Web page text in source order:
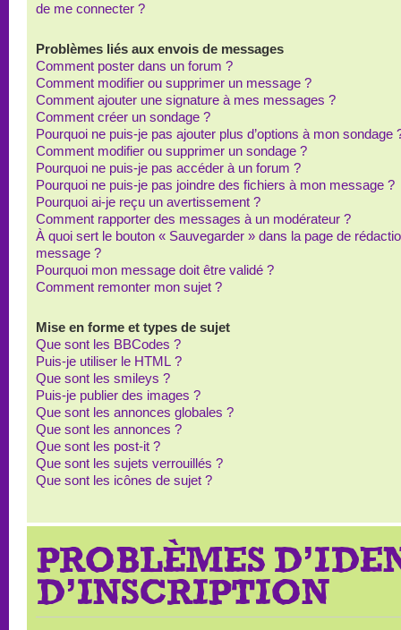
de me connecter ?
Problèmes liés aux envois de messages
Comment poster dans un forum ?
Comment modifier ou supprimer un message ?
Comment ajouter une signature à mes messages ?
Comment créer un sondage ?
Pourquoi ne puis-je pas ajouter plus d’options à mon sondage
Comment modifier ou supprimer un sondage ?
Pourquoi ne puis-je pas accéder à un forum ?
Pourquoi ne puis-je pas joindre des fichiers à mon message ?
Pourquoi ai-je reçu un avertissement ?
Comment rapporter des messages à un modérateur ?
À quoi sert le bouton « Sauvegarder » dans la page de
message ?
Pourquoi mon message doit être validé ?
Comment remonter mon sujet ?
Mise en forme et types de sujet
Que sont les BBCodes ?
Puis-je utiliser le HTML ?
Que sont les smileys ?
Puis-je publier des images ?
Que sont les annonces globales ?
Que sont les annonces ?
Que sont les post-it ?
Que sont les sujets verrouillés ?
Que sont les icônes de sujet ?
PROBLÈMES
D’INSCRIPTION